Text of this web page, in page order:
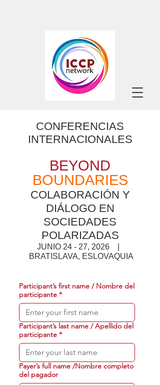
CONFERENCIAS
INTERNACIONALES
BEYOND
BOUNDARIES
COLABORACIÓN Y
DIÁLOGO EN
SOCIEDADES
POLARIZADAS
JUNIO 24 - 27, 2026 |
BRATISLAVA, ESLOVAQUIA
Participant’s first name / Nombre del
participante *
Participant’s last name / Apellido del
participante *
Payer’s full name /Nombre completo
del pagador